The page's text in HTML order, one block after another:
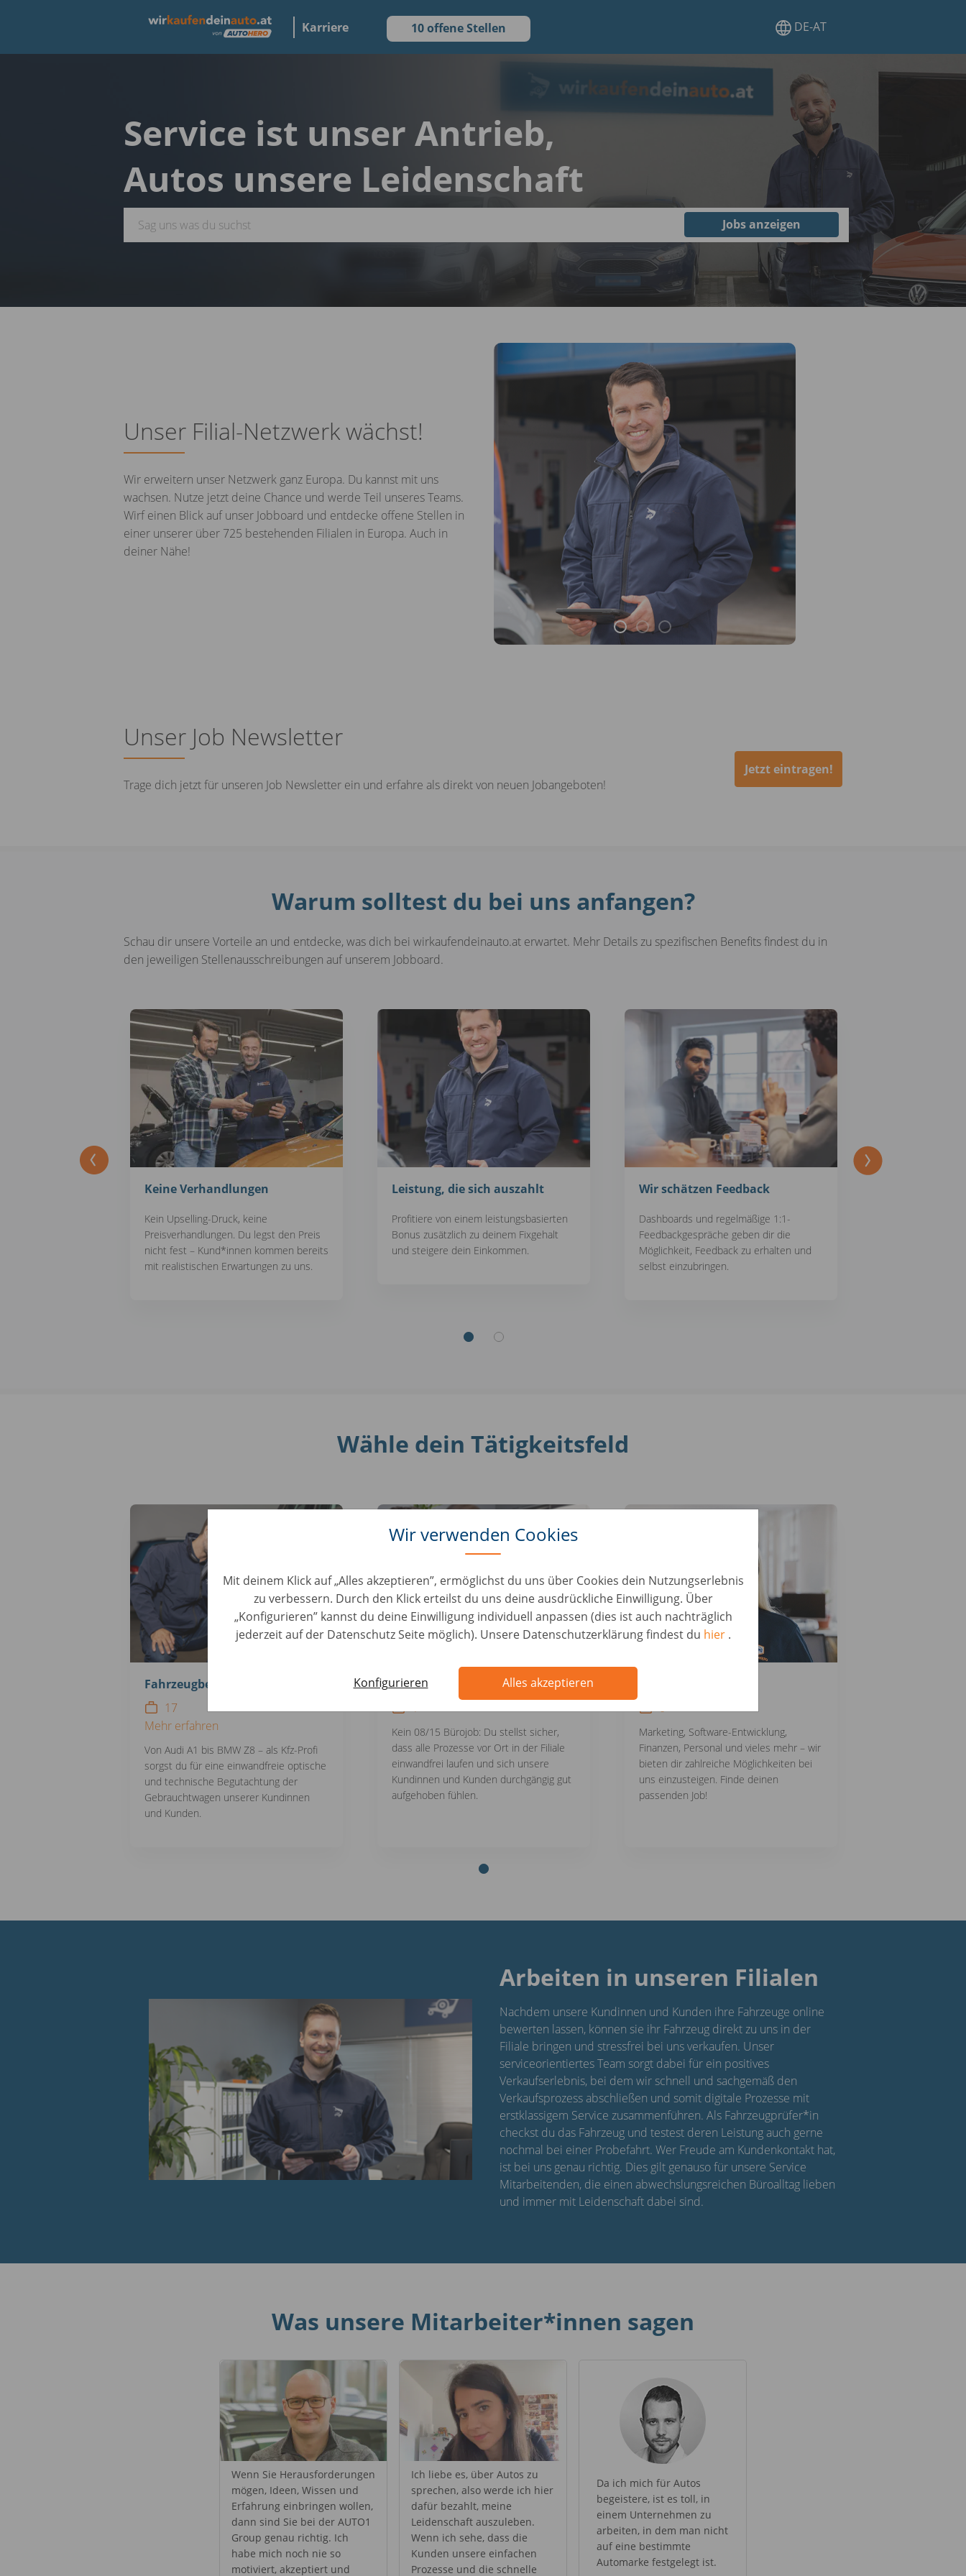
Karriere 10 offene Stellen DE-AT
Wir verwenden Cookies
Mit deinem Klick auf „Alles akzeptieren”, ermöglichst du uns über Cookies dein Nutzungserlebnis
zu verbessern. Durch den Klick erteilst du uns deine ausdrückliche Einwilligung. Über
„Konfigurieren” kannst du deine Einwilligung individuell anpassen (dies ist auch nachträglich
jederzeit auf der Datenschutz Seite möglich). Unsere Datenschutzerklärung findest du hier .
Konfigurieren Alles akzeptieren
Service ist unser Antrieb,
Autos unsere Leidenschaft
Jobs anzeigen
Unser Filial-Netzwerk wächst!
Wir erweitern unser Netzwerk ganz Europa. Du kannst mit uns
wachsen. Nutze jetzt deine Chance und werde Teil unseres Teams.
Wirf einen Blick auf unser Jobboard und entdecke offene Stellen in
einer unserer über 725 bestehenden Filialen in Europa. Auch in
deiner Nähe!
Unser Job Newsletter
Trage dich jetzt für unseren Job Newsletter ein und erfahre als direkt von neuen Jobangeboten!
Jetzt eintragen!
Warum solltest du bei uns anfangen?
Schau dir unsere Vorteile an und entdecke, was dich bei wirkaufendeinauto.at erwartet. Mehr Details zu spezifischen Benefits findest du in
den jeweiligen Stellenausschreibungen auf unserem Jobboard.
Keine Verhandlungen
Kein Upselling-Druck, keine
Preisverhandlungen. Du legst den Preis
nicht fest – Kund*innen kommen bereits
mit realistischen Erwartungen zu uns.
Leistung, die sich auszahlt
Profitiere von einem leistungsbasierten
Bonus zusätzlich zu deinem Fixgehalt
und steigere dein Einkommen.
Wir schätzen Feedback
Dashboards und regelmäßige 1:1-
Feedbackgespräche geben dir die
Möglichkeit, Feedback zu erhalten und
selbst einzubringen.
Wähle dein Tätigkeitsfeld
Fahrzeugbewertung
17
Mehr erfahren
Von Audi A1 bis BMW Z8 – als Kfz-Profi
sorgst du für eine einwandfreie optische
und technische Begutachtung der
Gebrauchtwagen unserer Kundinnen
und Kunden.
Service
1
Kein 08/15 Bürojob: Du stellst sicher,
dass alle Prozesse vor Ort in der Filiale
einwandfrei laufen und sich unsere
Kundinnen und Kunden durchgängig gut
aufgehoben fühlen.
0
Marketing, Software-Entwicklung,
Finanzen, Personal und vieles mehr – wir
bieten dir zahlreiche Möglichkeiten bei
uns einzusteigen. Finde deinen
passenden Job!
Arbeiten in unseren Filialen
Nachdem unsere Kundinnen und Kunden ihre Fahrzeuge online
bewerten lassen, können sie ihr Fahrzeug direkt zu uns in der
Filiale bringen und stressfrei bei uns verkaufen. Unser
serviceorientiertes Team sorgt dabei für ein positives
Verkaufserlebnis, bei dem wir schnell und sachgemäß den
Verkaufsprozess abschließen und somit digitale Prozesse mit
erstklassigem Service zusammenführen. Als Fahrzeugprüfer*in
checkst du das Fahrzeug und testest deren Leistung auch gerne
nochmal bei einer Probefahrt. Wer Freude am Kundenkontakt hat,
ist bei uns genau richtig. Dies gilt genauso für unsere Service
Mitarbeitenden, die einen abwechslungsreichen Büroalltag lieben
und immer mit Leidenschaft dabei sind.
Was unsere Mitarbeiter*innen sagen
Wenn Sie Herausforderungen
mögen, Ideen, Wissen und
Erfahrung einbringen wollen,
dann sind Sie bei der AUTO1
Group genau richtig. Ich
habe mich noch nie so
motiviert, akzeptiert und
Ich liebe es, über Autos zu
sprechen, also werde ich hier
dafür bezahlt, meine
Leidenschaft auszuleben.
Wenn ich sehe, dass die
Kunden unsere einfachen
Prozesse und die schnelle
Da ich mich für Autos
begeistere, ist es toll, in
einem Unternehmen zu
arbeiten, in dem man nicht
auf eine bestimmte
Automarke festgelegt ist.